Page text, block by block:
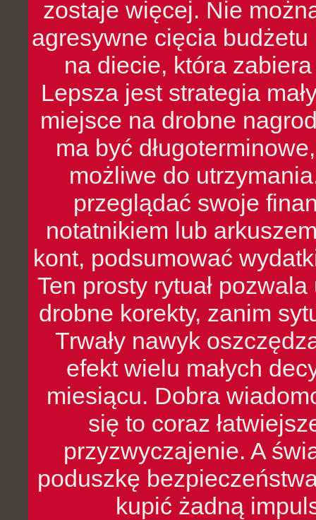
zostaje więcej. Nie
agresywne cięcia
na diecie, która
Lepsza jest strategia
miejsce na drobne
ma być
możliwe do
przeglądać swoje
notatnikiem lub
kont, podsumować
Ten prosty rytuał
drobne korekty, zanim
Trwały nawyk
efekt wielu małych
miesiącu. Dobra
się to coraz
przyzwyczajenie. A
poduszkę
kupić żadną